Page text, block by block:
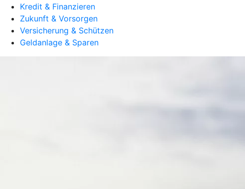
Kredit & Finanzieren
Zukunft & Vorsorgen
Versicherung & Schützen
Geldanlage & Sparen